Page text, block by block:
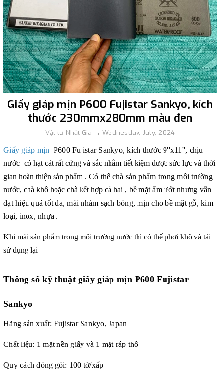
Giấy giáp mịn P600 Fujistar Sankyo, kích
thước 230mmx280mm màu đen
Vật tư Nhất Gia Wednesday, July, 2024
Giấy giáp mịn P600 Fujistar Sankyo, kích thước 9''x11'', chịu
nước có hạt cát rất cứng và sắc nhằm tiết kiệm được sức lực và thời
gian hoàn thiện sản phẩm . Có thể chà sản phẩm trong môi trường
nước, chà khô hoặc chà kết hợp cả hai , bề mặt ẩm ướt nhưng vẫn
đạt hiệu quả tốt đa, mài nhám sạch bóng, mịn cho bề mặt gỗ, kim
loại, inox, nhựa..
Khi mài sản phẩm trong môi trường nước thì có thể phơi khô và tái
sử dụng lại
Thông số kỹ thuật giấy giáp mịn P600 Fujistar
Sankyo
Hãng sản xuất: Fujistar Sankyo, Japan
Chất liệu: 1 mặt nền giấy và 1 mặt ráp thô
Quy cách đóng gói: 100 tờ/xấp